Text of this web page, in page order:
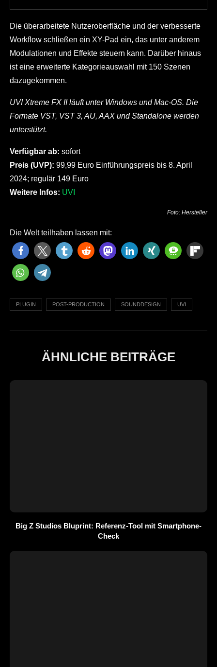
Die überarbeitete Nutzeroberfläche und der verbesserte
Workflow schließen ein XY-Pad ein, das unter anderem
Modulationen und Effekte steuern kann. Darüber hinaus
ist eine erweiterte Kategorieauswahl mit 150 Szenen
dazugekommen.
UVI Xtreme FX II läuft unter Windows und Mac-OS. Die
Formate VST, VST 3, AU, AAX und Standalone werden
unterstützt.
Verfügbar ab: sofort
Preis (UVP): 99,99 Euro Einführungspreis bis 8. April
2024; regulär 149 Euro
Weitere Infos: UVI
Foto: Hersteller
Die Welt teilhaben lassen mit:
PLUGIN POST-PRODUCTION SOUNDDESIGN UVI
ÄHNLICHE BEITRÄGE
Big Z Studios Bluprint: Referenz-Tool mit Smartphone-
Check